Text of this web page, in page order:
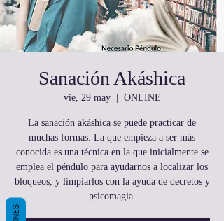
Sanación Akáshica
vie, 29 may
  |
ONLINE
La sanación akáshica se puede practicar de
muchas formas. La que empieza a ser más
conocida es una técnica en la que inicialmente se
emplea el péndulo para ayudarnos a localizar los
bloqueos, y limpiarlos con la ayuda de decretos y
psicomagia.